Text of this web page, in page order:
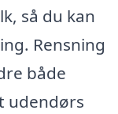
så du kan
Rensning
både
udendørs